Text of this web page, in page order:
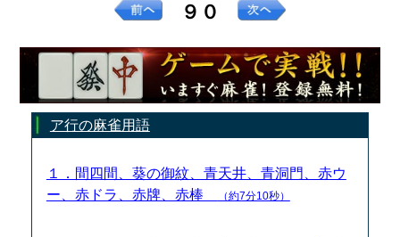
９０
ア行の麻雀用語
１．間四間、葵の御紋、青天井、青洞門、赤ウ
ー、赤ドラ、赤牌、赤棒
（約7分10秒）